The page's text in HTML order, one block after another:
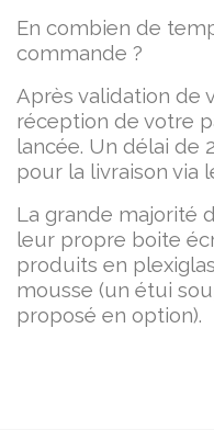
En combien de
commande ?
Après validation de
réception de votre
lancée. Un délai de
pour la livraison via
La grande majorité
leur propre boite
produits en
mousse (un étui
proposé en option).